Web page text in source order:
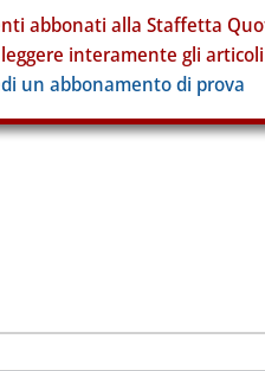
abbonati alla Staffetta
interamente gli
un abbonamento di prova